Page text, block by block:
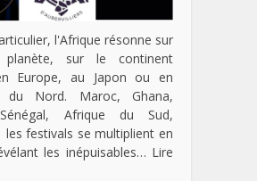
l'Afrique résonne sur
sur le continent
Europe, au Japon ou en
du Nord. Maroc, Ghana,
Afrique du Sud,
les festivals se multiplient en
les inépuisables… Lire